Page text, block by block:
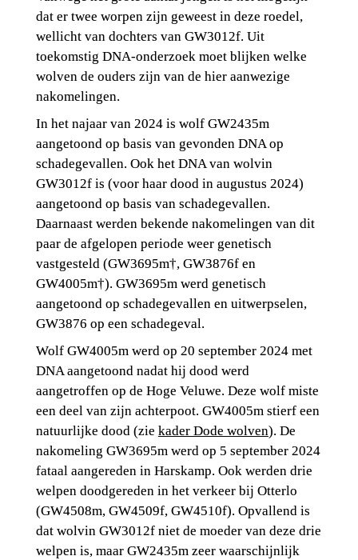
dat er twee worpen zijn geweest in deze roedel,
wellicht van dochters van GW3012f. Uit
toekomstig DNA-onderzoek moet blijken welke
wolven de ouders zijn van de hier aanwezige
nakomelingen.
In het najaar van 2024 is wolf GW2435m
aangetoond op basis van gevonden DNA op
schadegevallen. Ook het DNA van wolvin
GW3012f is (voor haar dood in augustus 2024)
aangetoond op basis van schadegevallen.
Daarnaast werden bekende nakomelingen van dit
paar de afgelopen periode weer genetisch
vastgesteld (GW3695m†, GW3876f en
GW4005m†). GW3695m werd genetisch
aangetoond op schadegevallen en uitwerpselen,
GW3876 op een schadegeval.
Wolf GW4005m werd op 20 september 2024 met
DNA aangetoond nadat hij dood werd
aangetroffen op de Hoge Veluwe. Deze wolf miste
een deel van zijn achterpoot. GW4005m stierf een
natuurlijke dood (zie kader Dode wolven). De
nakomeling GW3695m werd op 5 september 2024
fataal aangereden in Harskamp. Ook werden drie
welpen doodgereden in het verkeer bij Otterlo
(GW4508m, GW4509f, GW4510f). Opvallend is
dat wolvin GW3012f niet de moeder van deze drie
welpen is, maar GW2435m zeer waarschijnlijk